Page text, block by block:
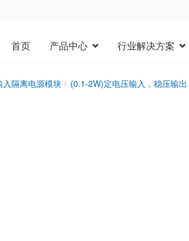
首页 产品中心 行业解决方案
隔离电源模块 (0.1-2W)定电压输入，稳压输出